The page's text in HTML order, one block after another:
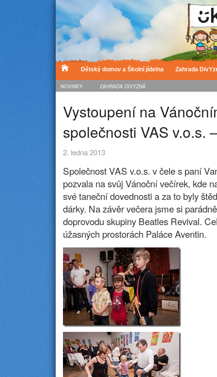
Dětský domov a Školní jídelna Zahrada
NOVINKY ZAHRADA DIVYZNÁ
Vystoupení na
společnosti VAS v.o.s.
2. ledna 2013
Společnost VAS v.o.s. v čele s paní
pozvala na svůj Vánoční večírek, kde
své taneční dovednosti a za to byly
dárky. Na závěr večera jsme si
doprovodu skupiny Beatles Revival.
úžasných prostorách Paláce Aventin.